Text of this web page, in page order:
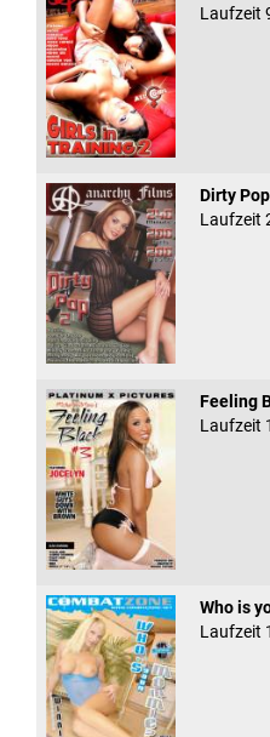
Laufzeit
Dirty
Laufzeit
Feeling
Laufzeit
Who is
Laufzeit